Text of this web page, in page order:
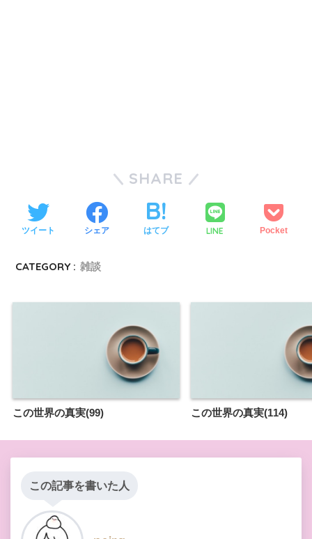
SHARE
ツイート シェア はてブ LINE Pocket
CATEGORY : 雑談
この世界の真実(99) この世界の真実(114)
この記事を書いた人